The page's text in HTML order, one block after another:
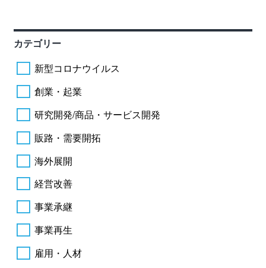
カテゴリー
新型コロナウイルス
創業・起業
研究開発/商品・サービス開発
販路・需要開拓
海外展開
経営改善
事業承継
事業再生
雇用・人材